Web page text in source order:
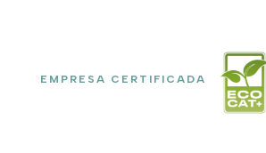
EMPRESA CERTIFICADA